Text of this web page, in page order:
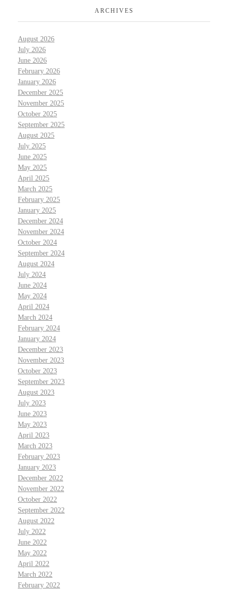
ARCHIVES
August 2026
July 2026
June 2026
February 2026
January 2026
December 2025
November 2025
October 2025
September 2025
August 2025
July 2025
June 2025
May 2025
April 2025
March 2025
February 2025
January 2025
December 2024
November 2024
October 2024
September 2024
August 2024
July 2024
June 2024
May 2024
April 2024
March 2024
February 2024
January 2024
December 2023
November 2023
October 2023
September 2023
August 2023
July 2023
June 2023
May 2023
April 2023
March 2023
February 2023
January 2023
December 2022
November 2022
October 2022
September 2022
August 2022
July 2022
June 2022
May 2022
April 2022
March 2022
February 2022